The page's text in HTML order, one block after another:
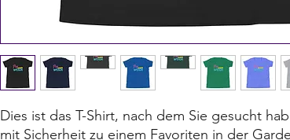
Dies ist das T-Shirt, nach dem Sie gesucht
mit Sicherheit zu einem Favoriten in der